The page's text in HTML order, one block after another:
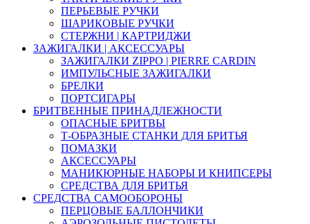
ПЕРЬЕВЫЕ РУЧКИ
ШАРИКОВЫЕ РУЧКИ
СТЕРЖНИ | КАРТРИДЖИ
ЗАЖИГАЛКИ | АКСЕССУАРЫ
ЗАЖИГАЛКИ ZIPPO | PIERRE CARDIN
ИМПУЛЬСНЫЕ ЗАЖИГАЛКИ
БРЕЛКИ
ПОРТСИГАРЫ
БРИТВЕННЫЕ ПРИНАДЛЕЖНОСТИ
ОПАСНЫЕ БРИТВЫ
Т-ОБРАЗНЫЕ СТАНКИ ДЛЯ БРИТЬЯ
ПОМАЗКИ
АКСЕССУАРЫ
МАНИКЮРНЫЕ НАБОРЫ И КНИПСЕРЫ
СРЕДСТВА ДЛЯ БРИТЬЯ
СРЕДСТВА САМООБОРОНЫ
ПЕРЦОВЫЕ БАЛЛОНЧИКИ